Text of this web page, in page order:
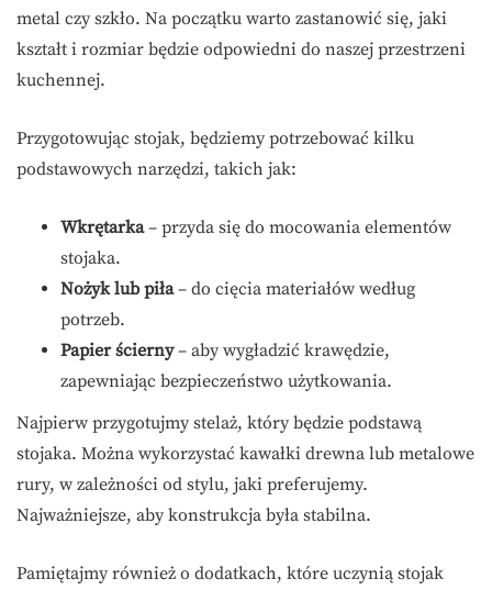
metal czy szkło. Na początku warto zastanowić się, jaki
kształt i rozmiar będzie odpowiedni do naszej przestrzeni
kuchennej.
Przygotowując stojak, będziemy potrzebować kilku
podstawowych narzędzi, takich jak:
Wkrętarka– przyda się do mocowania elementów
stojaka.
Nożyk lub piła– do cięcia materiałów według
potrzeb.
Papier ścierny– aby wygładzić krawędzie,
zapewniając bezpieczeństwo użytkowania.
Najpierw przygotujmy stelaż, który będzie podstawą
stojaka. Można wykorzystać kawałki drewna lub metalowe
rury, w zależności od stylu, jaki preferujemy.
Najważniejsze, aby konstrukcja była stabilna.
Pamiętajmy również o dodatkach, które uczynią stojak